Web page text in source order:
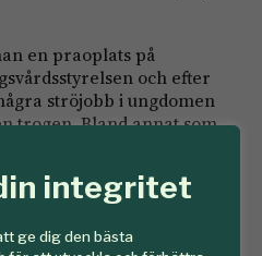
integritet
ge dig den bästa
en praoplats på
och efter
ströjobb i ungdomen
trogen. Bland annat som
ställföreträdande
skog och ett tidigt
parvel sitter med sin